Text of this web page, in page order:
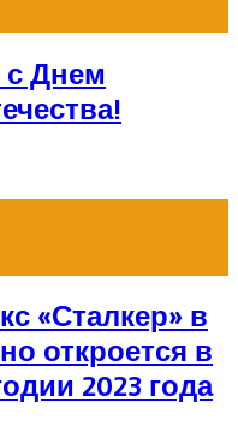
Днем
«Сталкер» в
откроется в
2023 года